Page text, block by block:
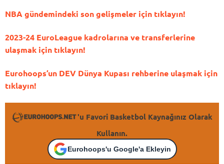
NBA gündemindeki son gelişmeler için tıklayın!
2023-24 EuroLeague kadrolarına ve transferlerine
ulaşmak için tıklayın!
Eurohoops’un DEV Dünya Kupası rehberine ulaşmak için
tıklayın!
'u Favori Basketbol Kaynağınız Olarak
Kullanın.
Eurohoops'u Google'a Ekleyin